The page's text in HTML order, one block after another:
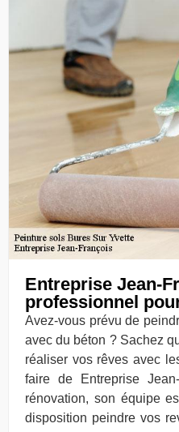
Entreprise Jean-
professionnel
Avez-vous prévu de
avec du béton ? Sachez
réaliser vos rêves avec
faire de Entreprise
rénovation, son équipe
disposition peindre vos